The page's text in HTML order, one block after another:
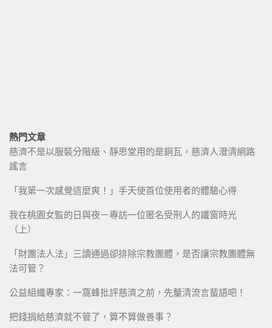
熱門文章
慈濟不是以服裝分階級、靜思堂用的是銅瓦，慈濟人澄清網路
謠言
「我第一次感覺這麼爽！」手天使首位使用者的體驗心得
我在桃園女監的日與夜－專訪一位匿名受刑人的鐵窗時光
（上）
「財團法人法」三讀通過卻排除宗教團體，是否讓宗教團體無
法可管？
公益組織專家：一窩蜂批評慈濟之前，先釐清流言蜚語吧！
把錢捐給慈濟就不管了，算不算做善事？